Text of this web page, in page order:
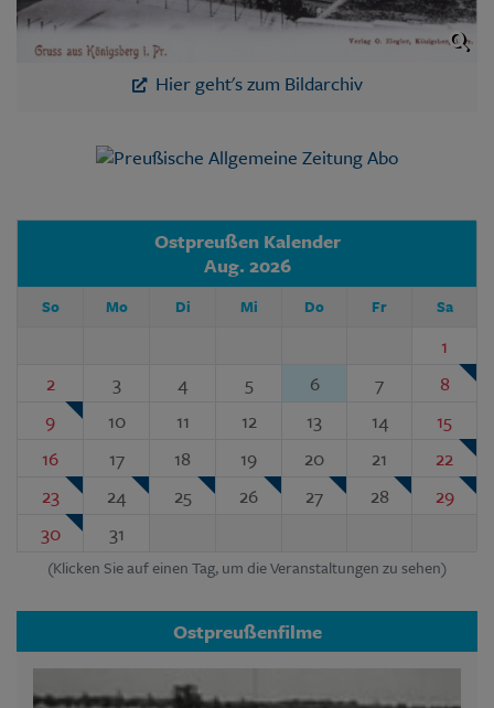
Hier geht's zum Bildarchiv
Ostpreußen Kalender
Aug. 2026
So Mo Di Mi Do Fr Sa
1
2
3 4 5 6 7
8
9
10 11 12 13 14
15
16
17 18 19 20 21
22
23
24 25 26 27 28
29
30
31
(Klicken Sie auf einen Tag, um die Veranstaltungen zu sehen)
Ostpreußenfilme